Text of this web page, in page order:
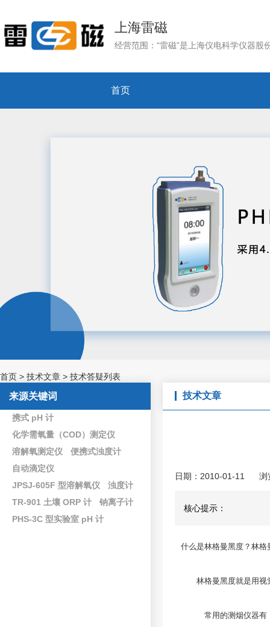
上海雷磁
首页
首页 > 技术文章 > 技术答疑列表
来源关键词
携式 pH 计
化学需氧量（COD）测定仪
溶解氧测定仪
便携式浊度计
自动滴定仪
JPSJ-605F 型溶解氧仪
浊度计
TR-901 土壤 ORP 计
钠离子计
PHS-3C 型实验室 pH 计
技术文章
日期：2010-01-11 浏
核心提示：
什么是林格曼黑度 ？林格
林格曼黑度就是用视
常用的测烟仪器有：